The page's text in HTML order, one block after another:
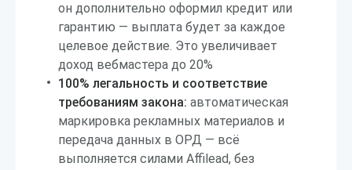
он дополнительно оформил кредит или
гарантию — выплата будет за каждое
целевое действие. Это увеличивает
доход вебмастера до 20%
100% легальность и соответствие
требованиям закона: автоматическая
маркировка рекламных материалов и
передача данных в ОРД — всё
выполняется силами Affilead, без